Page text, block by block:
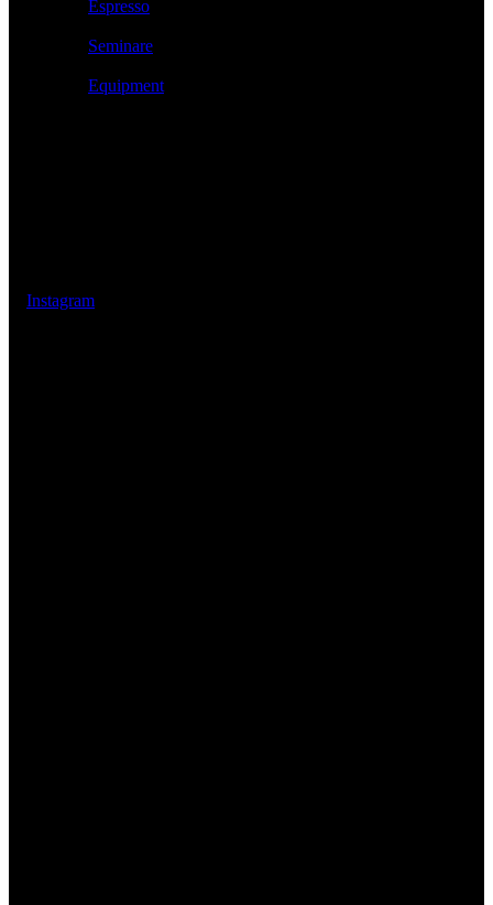
Espresso
Seminare
Equipment
Instagram